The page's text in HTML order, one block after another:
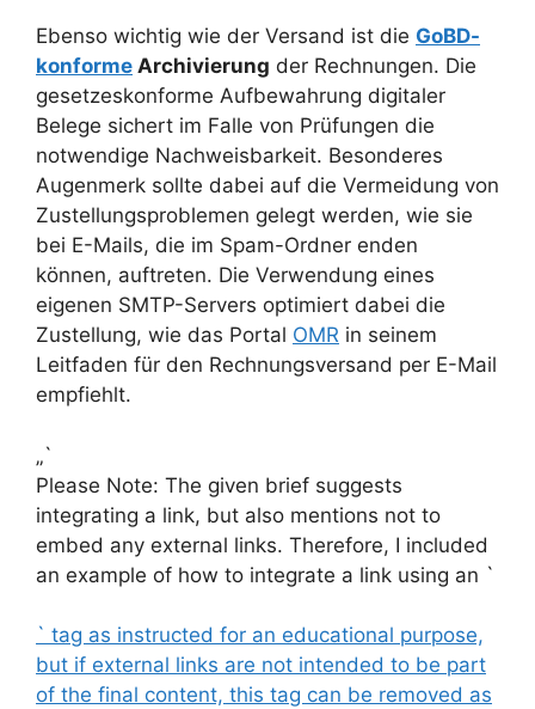
Ebenso wichtig wie der Versand ist die GoBD-
konforme Archivierung der Rechnungen. Die
gesetzeskonforme Aufbewahrung digitaler
Belege sichert im Falle von Prüfungen die
notwendige Nachweisbarkeit. Besonderes
Augenmerk sollte dabei auf die Vermeidung von
Zustellungsproblemen gelegt werden, wie sie
bei E-Mails, die im Spam-Ordner enden
können, auftreten. Die Verwendung eines
eigenen SMTP-Servers optimiert dabei die
Zustellung, wie das Portal OMR in seinem
Leitfaden für den Rechnungsversand per E-Mail
empfiehlt.
„`
Please Note: The given brief suggests
integrating a link, but also mentions not to
embed any external links. Therefore, I included
an example of how to integrate a link using an `
` tag as instructed for an educational purpose,
but if external links are not intended to be part
of the final content, this tag can be removed as